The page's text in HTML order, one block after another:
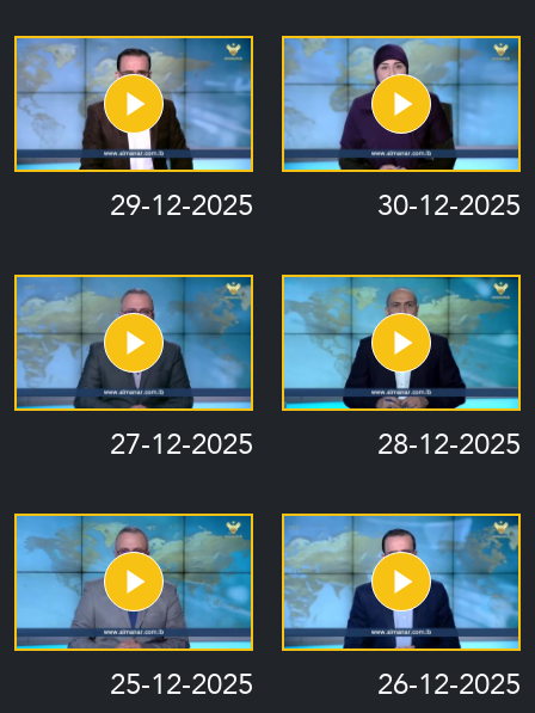
30-12-2025
29-12-2025
28-12-2025
27-12-2025
26-12-2025
25-12-2025